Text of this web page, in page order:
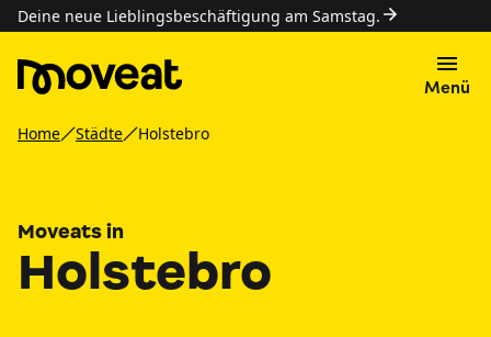
Deine neue Lieblingsbeschäftigung am Samstag.
Menü
Home Städte Holstebro
Moveats in
Holstebro